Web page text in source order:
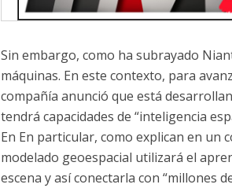
Sin embargo, como ha subrayado
máquinas. En este contexto, para
compañía anunció que está
tendrá capacidades de “inteligencia
En En particular, como explican en un
modelado geoespacial utilizará el
escena y así conectarla con “millones